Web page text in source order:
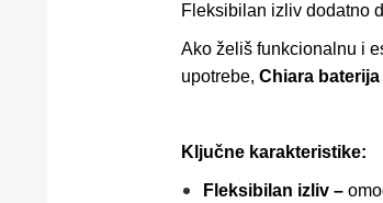
Fleksibilan izliv dodatno
Ako želiš funkcionalnu i
upotrebe, Chiara
Ključne karakteristike:
Fleksibilan izliv –